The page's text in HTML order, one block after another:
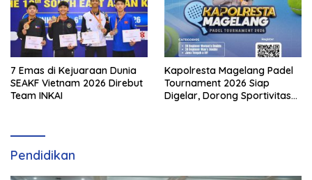
7 Emas di Kejuaraan Dunia
SEAKF Vietnam 2026 Direbut
Team INKAI
Kapolresta Magelang Padel
Tournament 2026 Siap
Digelar, Dorong Sportivitas
Pendidikan